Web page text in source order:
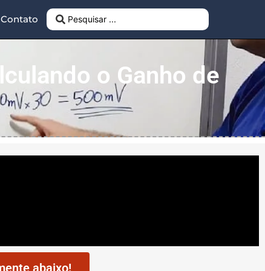
Contato
o Ganho de
abaixo!